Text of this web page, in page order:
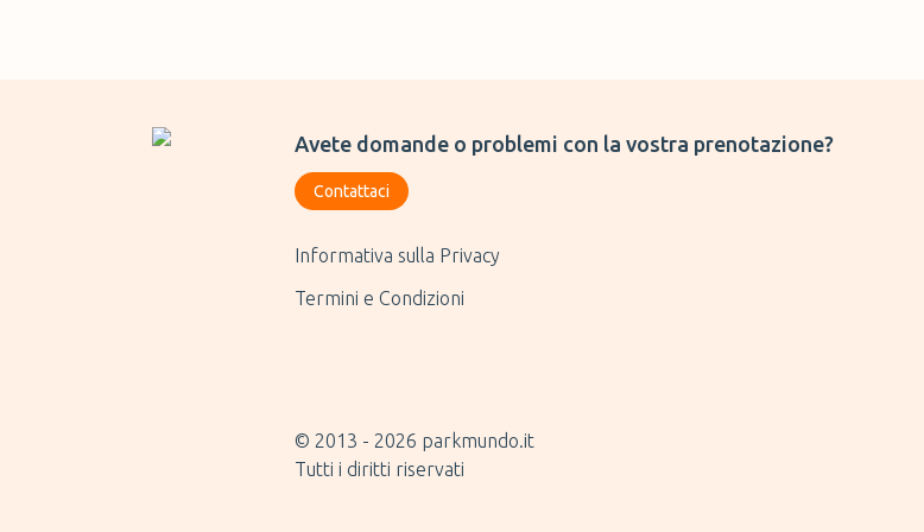
Avete domande o problemi con la vostra prenotazione?
Contattaci
Informativa sulla Privacy
Termini e Condizioni
© 2013 - 2026 parkmundo.it
Tutti i diritti riservati